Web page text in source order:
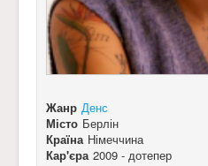
Жанр Денс
Місто Берлін
Країна Німеччина
Кар'єра 2009 - дотепер